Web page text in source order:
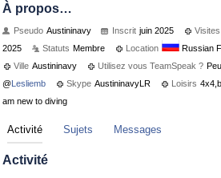
À propos…
Pseudo Austininavy Inscrit juin 2025 Visites
2025
Statuts Membre Location Russian
Ville Austininavy Utilisez vous TeamSpeak ?
@Lesliemb Skype AustininavyLR Loisirs
am new to diving
Activité Sujets Messages
Activité